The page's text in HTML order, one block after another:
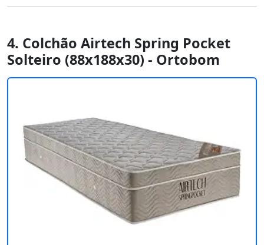
4. Colchão Airtech Spring Pocket
Solteiro (88x188x30) - Ortobom